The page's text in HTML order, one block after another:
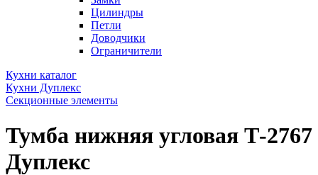
Цилиндры
Петли
Доводчики
Ограничители
Кухни каталог
Кухни Дуплекс
Секционные элементы
Тумба нижняя угловая Т-2767
Дуплекс